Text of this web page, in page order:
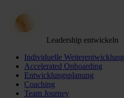
Leadership entwickeln
Individuelle Weiterentwicklung
Accelerated Onboarding
Entwicklungsplanung
Coaching
Team Journey